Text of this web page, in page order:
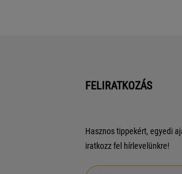
FELIRATKOZÁS
Hasznos tippekért, egyedi
iratkozz fel hírlevelünkre!